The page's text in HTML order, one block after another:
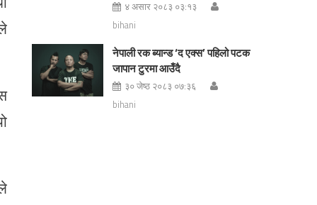
४ असार २०८३ ०३:१३
bihani
नेपाली रक ब्यान्ड ‘द एक्स’ पहिलो पटक
जापान टुरमा आउँदै
३० जेष्ठ २०८३ ०७:३६
bihani